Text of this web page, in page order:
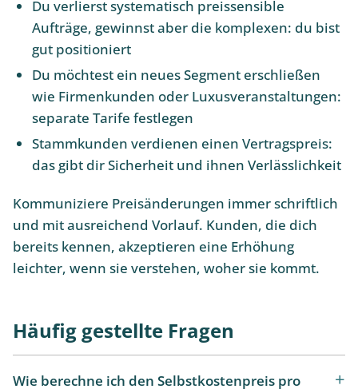
Du verlierst systematisch preissensible
Aufträge, gewinnst aber die komplexen: du bist
gut positioniert
Du möchtest ein neues Segment erschließen
wie Firmenkunden oder Luxusveranstaltungen:
separate Tarife festlegen
Stammkunden verdienen einen Vertragspreis:
das gibt dir Sicherheit und ihnen Verlässlichkeit
Kommuniziere Preisänderungen immer schriftlich
und mit ausreichend Vorlauf. Kunden, die dich
bereits kennen, akzeptieren eine Erhöhung
leichter, wenn sie verstehen, woher sie kommt.
Häufig gestellte Fragen
Wie berechne ich den Selbstkostenpreis pro